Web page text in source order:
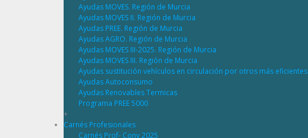
Ayudas MOVES. Región de Murcia
Ayudas MOVES II. Región de Murcia
Ayudas PREE. Región de Murcia
Ayudas AGRO. Región de Murcia
Ayudas MOVES III-2025. Región de Murcia
Ayudas MOVES III. Región de Murcia
Ayudas sustitución vehículos en circulación por otros más eficientes
Ayudas Autoconsumo
Ayudas Renovables Termicas
Programa PREE 5000
+
Carnés Profesionales
Carnés Prof- Conv 2025